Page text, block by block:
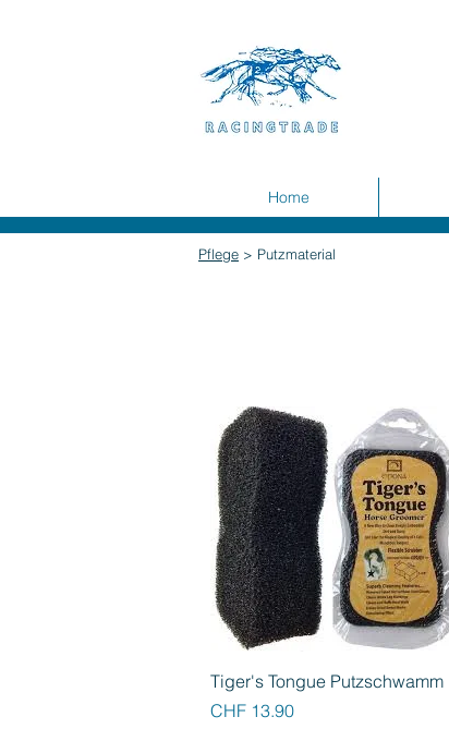
Home
Pflege > Putzmaterial
Schnellansicht
Tiger's Tongue Putzschwamm
Preis
CHF 13.90